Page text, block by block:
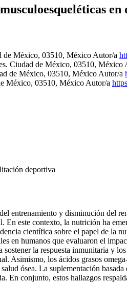
de México, 03510, México Autor/a
Ciudad de México, 03510, México
de México, 03510, México Autor/a
México, 03510, México Autor/a
deportiva
entrenamiento y disminución del
este contexto, la nutrición ha
científica sobre el papel de la
en humanos que evaluaron el
la respuesta inmunitaria y
Asimismo, los ácidos grasos
ósea. La suplementación
conjunto, estos hallazgos